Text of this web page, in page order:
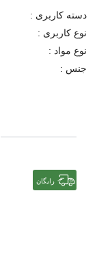
دسته کاربری :
نوع کاربری :
نوع مواد :
جنس :
رایگان